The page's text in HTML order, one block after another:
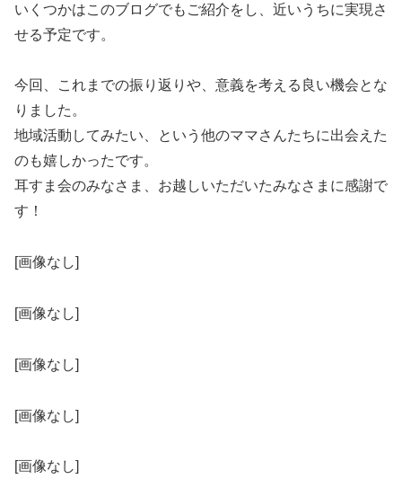
いくつかはこのブログでもご紹介をし、近いうちに実現さ
せる予定です。
今回、これまでの振り返りや、意義を考える良い機会とな
りました。
地域活動してみたい、という他のママさんたちに出会えた
のも嬉しかったです。
耳すま会のみなさま、お越しいただいたみなさまに感謝で
す！
[画像なし]
[画像なし]
[画像なし]
[画像なし]
[画像なし]